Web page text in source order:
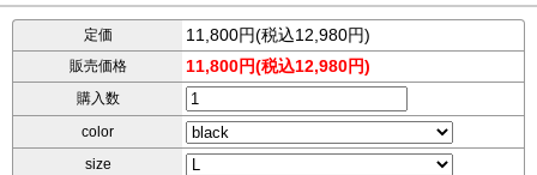
定価 11,800円(税込12,980円)
販売価格 11,800円(税込12,980円)
購入数
color
size